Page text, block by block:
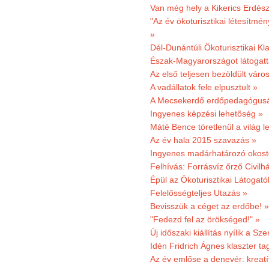
Van még hely a Kikerics
"Az év ökoturisztikai
»
Dél-Dunántúli Ökoturisztikai
Észak-Magyarországot
Az első teljesen bezöldült
A vadállatok fele elpusztult »
A Mecsekerdő
Ingyenes képzési lehetőség »
Máté Bence töretlenül a világ
Az év hala 2015 szavazás »
Ingyenes madárhatározó
Felhívás: Forrásvíz őrző
Épül az Ökoturisztikai
Felelősségteljes Utazás »
Bevisszük a céget az erdőbe! »
"Fedezd fel az örökséged!" »
Új időszaki kiállítás nyílik a
Idén Fridrich Ágnes klaszter
Az év emlőse a denevér: